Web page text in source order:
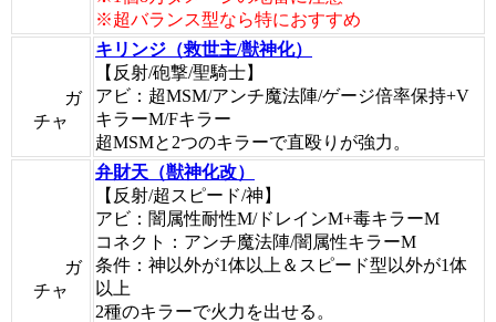
※超バランス型なら特におすすめ
ガ
チャ
キリンジ（救世主/獣神化）
【反射/砲撃/聖騎士】
アビ：超MSM/アンチ魔法陣/ゲージ倍率保持+V
キラーM/Fキラー
超MSMと2つのキラーで直殴りが強力。
ガ
チャ
弁財天（獣神化改）
【反射/超スピード/神】
アビ：闇属性耐性M/ドレインM+毒キラーM
コネクト：アンチ魔法陣/闇属性キラーM
条件：神以外が1体以上＆スピード型以外が1体
以上
2種のキラーで火力を出せる。